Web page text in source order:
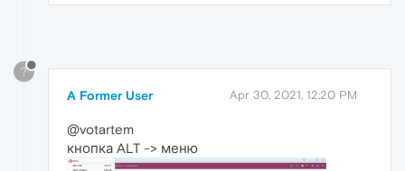
?
A Former User Apr 30, 2021, 12:20 PM
@votartem
кнопка ALT -> меню